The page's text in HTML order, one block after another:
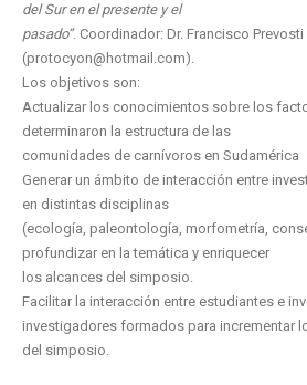
del Sur en el presente y el
pasado”. Coordinador: Dr. Francisco Prevosti
(protocyon@hotmail.com).
Los objetivos son:
Actualizar los conocimientos sobre los
determinaron la estructura de las
comunidades de carnívoros en Sudamérica
Generar un ámbito de interacción entre
en distintas disciplinas
(ecología, paleontología, morfometría,
profundizar en la temática y enriquecer
los alcances del simposio.
Facilitar la interacción entre estudiantes e
investigadores formados para incrementar
del simposio.